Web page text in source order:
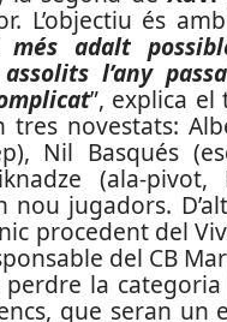
L’objectiu és
més adalt
l’any
”, explica el
tres novestats:
Nil Basqués
(ala-pivot,
nou jugadors.
procedent del
del CB
perdre la categoria
que seran un